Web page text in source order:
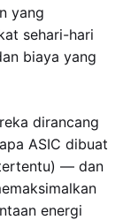
yang
sehari-hari
biaya yang
dirancang
ASIC dibuat
— dan
energi